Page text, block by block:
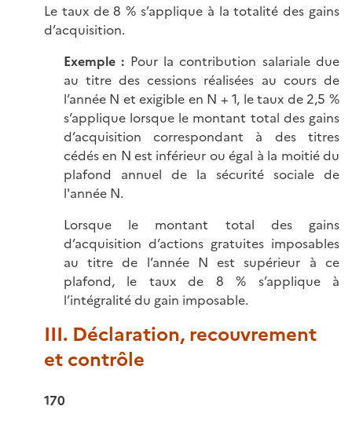
Le taux de 8 % s’applique à la totalité des gains
d’acquisition.
Exemple : Pour la contribution salariale due
au titre des cessions réalisées au cours de
l’année N et exigible en N + 1, le taux de 2,5 %
s‘applique lorsque le montant total des gains
d’acquisition correspondant à des titres
cédés en N est inférieur ou égal à la moitié du
plafond annuel de la sécurité sociale de
l'année N.
Lorsque le montant total des gains
d’acquisition d’actions gratuites imposables
au titre de l’année N est supérieur à ce
plafond, le taux de 8 % s’applique à
l’intégralité du gain imposable.
III. Déclaration, recouvrement
et contrôle
170